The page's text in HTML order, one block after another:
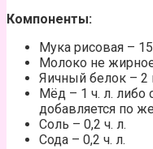
Компоненты:
Мука рисовая –
Молоко не
Яичный белок – 2
Мёд – 1 ч. л. либо
добавляется по
Соль – 0,2 ч. л.
Сода – 0,2 ч. л.